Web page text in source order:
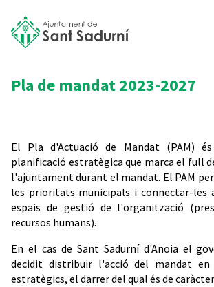
Pla de mandat 2023-2027
El Pla d'Actuació de Mandat (PAM)
planificació estratègica que marca el full
l'ajuntament durant el mandat. El PAM
les prioritats municipals i connectar-les
espais de gestió de l'organització
recursos humans).
En el cas de Sant Sadurní d'Anoia el
decidit distribuir l'acció del mandat en
estratègics, el darrer del qual és de